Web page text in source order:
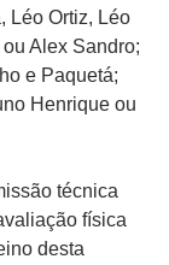
Léo Ortiz, Léo
Alex Sandro;
e Paquetá;
Henrique ou
técnica
física
desta